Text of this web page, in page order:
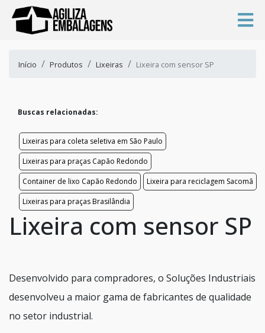
Início Produtos Lixeiras Lixeira com sensor SP
Buscas relacionadas:
Lixeiras para coleta seletiva em São Paulo
Lixeiras para praças Capão Redondo
Container de lixo Capão Redondo
Lixeira para reciclagem Sacomã
Lixeiras para praças Brasilândia
Lixeira com sensor SP
Desenvolvido para compradores, o Soluções Industriais
desenvolveu a maior gama de fabricantes de qualidade
no setor industrial.